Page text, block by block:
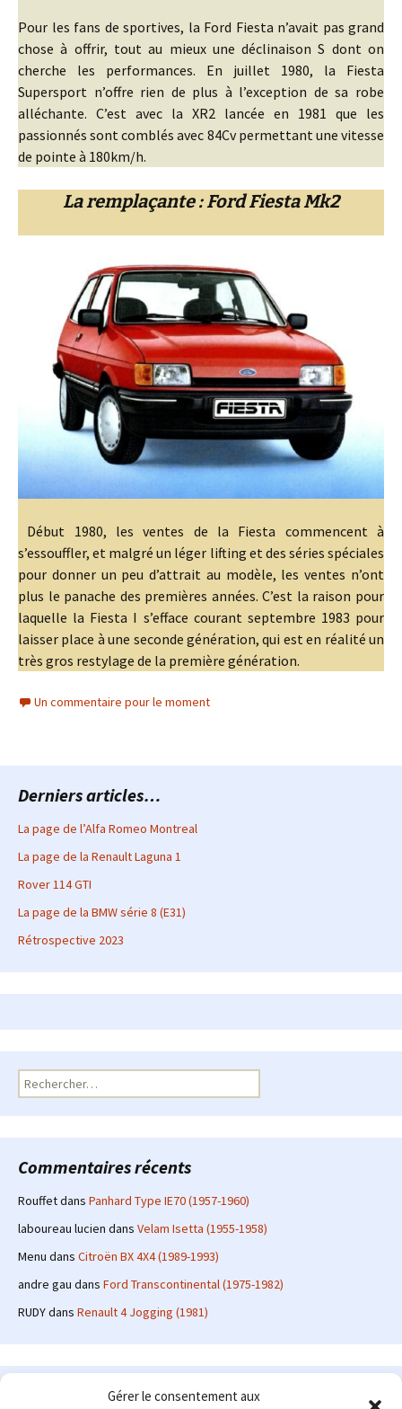
Gérer le consentement aux
Pour les fans de sportives, la Ford Fiesta n’avait pas grand
chose à offrir, tout au mieux une déclinaison S dont on
cherche les performances. En juillet 1980, la Fiesta
Supersport n’offre rien de plus à l’exception de sa robe
alléchante. C’est avec la XR2 lancée en 1981 que les
passionnés sont comblés avec 84Cv permettant une vitesse
de pointe à 180km/h.
La remplaçante : Ford Fiesta Mk2
Début 1980, les ventes de la Fiesta commencent à
s’essouffler, et malgré un léger lifting et des séries spéciales
pour donner un peu d’attrait au modèle, les ventes n’ont
plus le panache des premières années. C’est la raison pour
laquelle la Fiesta I s’efface courant septembre 1983 pour
laisser place à une seconde génération, qui est en réalité un
très gros restylage de la première génération.
Un commentaire pour le moment
Derniers articles…
La page de l’Alfa Romeo Montreal
La page de la Renault Laguna 1
Rover 114 GTI
La page de la BMW série 8 (E31)
Rétrospective 2023
Rechercher :
Commentaires récents
Rouffetdans Panhard Type IE70 (1957-1960)
laboureau lucien dans Velam Isetta (1955-1958)
Menu dans Citroën BX 4X4 (1989-1993)
andre gau dans Ford Transcontinental (1975-1982)
RUDYdans Renault 4 Jogging (1981)
Le site en quelques mots